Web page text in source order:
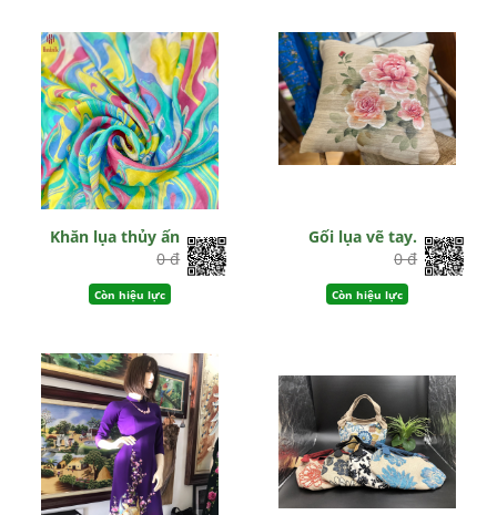
Khăn lụa thủy ấn
0 đ
Còn hiệu lực
Gối lụa vẽ tay.
0 đ
Còn hiệu lực